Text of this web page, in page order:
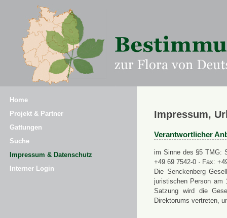
Home
Projekt & Partner
Gattungen
Suche
Impressum & Datenschutz
Interner Login
Impressum,
Verantwortlicher
im Sinne des §5 TMG:
+49 69 7542-0 · Fax:
Die Senckenberg
juristischen Person am
Satzung wird die
Direktorums vertreten,